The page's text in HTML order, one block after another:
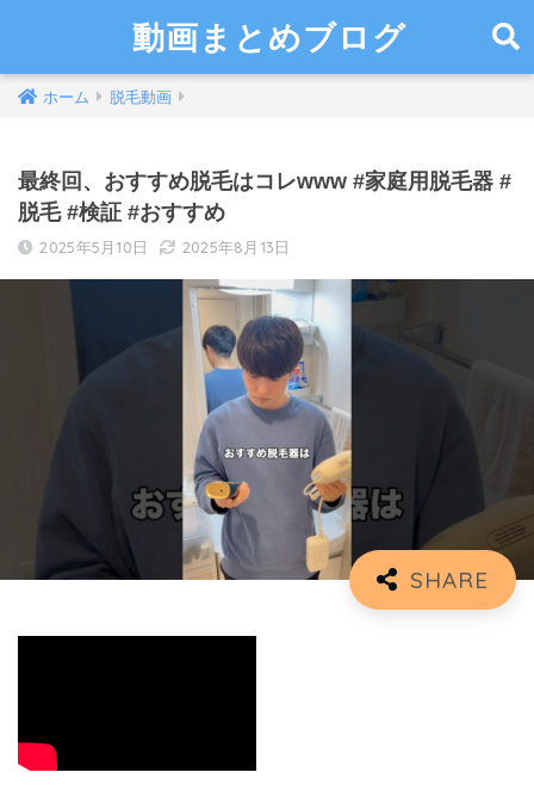
動画まとめブログ
ホーム 脱毛動画
最終回、おすすめ脱毛はコレwww #家庭用脱毛器 #
脱毛 #検証 #おすすめ
2025年5月10日 2025年8月13日